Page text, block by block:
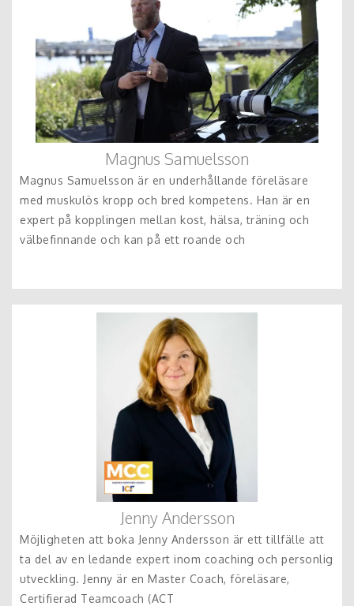
Magnus Samuelsson
Magnus Samuelsson är en underhållande föreläsare
med muskulös kropp och bred kompetens. Han är en
expert på kopplingen mellan kost, hälsa, träning och
välbefinnande och kan på ett roande och
Jenny Andersson
Möjligheten att boka Jenny Andersson är ett tillfälle att
ta del av en ledande expert inom coaching och personlig
utveckling. Jenny är en Master Coach, föreläsare,
Certifierad Teamcoach (ACT